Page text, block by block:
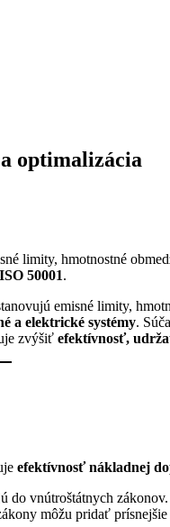
optimalizácia
limity, hmotnostné
ISO 50001.
emisné limity,
a elektrické systémy.
zvýšiť efektívnosť,
efektívnosť nákladnej
do vnútroštátnych
môžu pridať